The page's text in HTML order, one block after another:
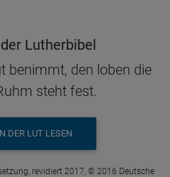
Lutherbibel
benimmt, den loben die
steht fest.
DER LUT LESEN
revidiert 2017, © 2016 Deutsche